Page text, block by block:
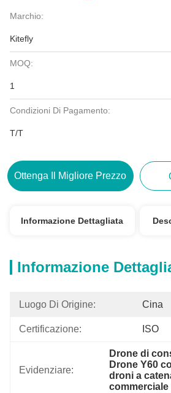
Marchio:
Kitefly
MOQ:
1
Condizioni Di Pagamento:
T/T
Ottenga Il Migliore Prezzo
Informazione Dettagliata
Informazione
Luogo Di Origine: Cina
Certificazione: ISO
Evidenziare:
Drone di
Drone Y60
droni a
commerciale